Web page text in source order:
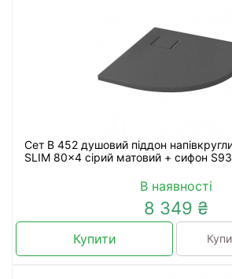
Сет B 452 душовий піддон
SLIM 80x4 сірий матовий + сифон
В наявності
8 349 ₴
Купити